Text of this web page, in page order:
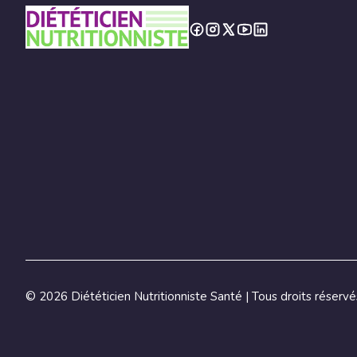
© 2026 Diététicien Nutritionniste Santé | Tous droits